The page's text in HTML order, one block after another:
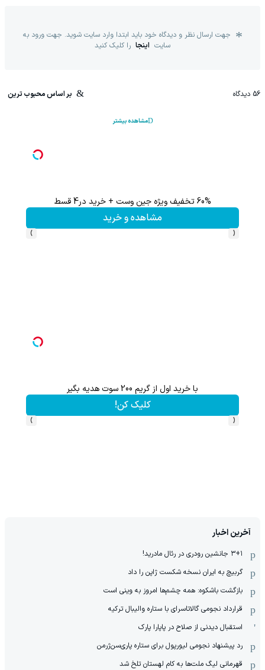
جهت ارسال نظر و دیدگاه خود باید ابتدا وارد سایت شوید. جهت ورود به
سایت اینجا را کلیک کنید
56 دیدگاه بر اساس محبوب ترین
مشاهده بیشتر
60% تخفیف ویژه جین وست + خرید در4 قسط
مشاهده و خرید
‹
›
با خرید اول از گریم 200 سوت هدیه بگیر
کلیک کن!
‹
›
آخرین اخبار
۳+۱ جانشین رودری در رئال مادرید!
گربیچ به ایران نسخه شکست ژاپن را داد
بازگشت باشکوه: همه چشم‌ها امروز به وینی است
قرارداد نجومی گالاتاسرای با ستاره والیبال ترکیه
استقبال دیدنی از صلاح در پاپارا پارک
رد پیشنهاد نجومی لیورپول برای ستاره پاری‌سن‌ژرمن
قهرمانی لیگ ملت‌ها به کام لهستان تلخ شد